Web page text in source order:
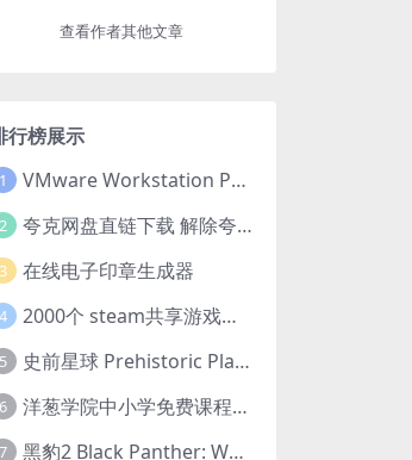
查看作者其他文章
行榜展示
1 VMware Workstation Pro 16 永久激活密钥(序列号)
2 夸克网盘直链下载 解除夸克网盘下载限制 油猴脚本
3 在线电子印章生成器
4 2000个 steam共享游戏账号 离线steam账号分享
5 史前星球 Prehistoric Planet (2022) 中字 1080p 高清 阿里云盘 2022.5.27已更新全集
6 洋葱学院中小学免费课程集合 云盘下载
7 黑豹2 Black Panther: Wakanda Forever (2022) 高清版